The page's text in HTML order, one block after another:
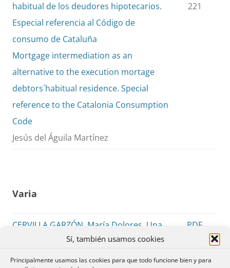
Sí, también usamos cookies
Principalmente usamos las cookies para que todo funcione bien y para
habitual de los deudores hipotecarios.
Especial referencia al Código de
consumo de Cataluña
Mortgage intermediation as an
alternative to the execution mortage
debtors´habitual residence. Special
reference to the Catalonia Consumption
Code
Jesús del Águila Martínez
221
Varia
CERVILLA GARZÓN, María Dolores, Una
mirada al Derecho Civil, Tirant lo Blanch,
2020.
PDF
pp. 223-
228